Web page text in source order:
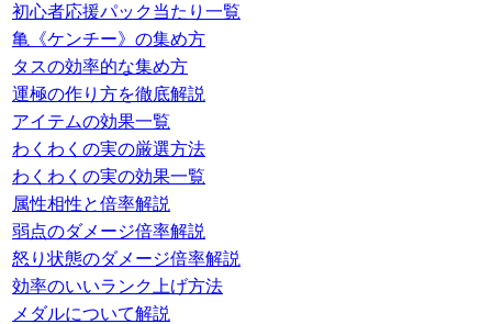
初心者応援パック当たり一覧
亀《ケンチー》の集め方
タスの効率的な集め方
運極の作り方を徹底解説
アイテムの効果一覧
わくわくの実の厳選方法
わくわくの実の効果一覧
属性相性と倍率解説
弱点のダメージ倍率解説
怒り状態のダメージ倍率解説
効率のいいランク上げ方法
メダルについて解説